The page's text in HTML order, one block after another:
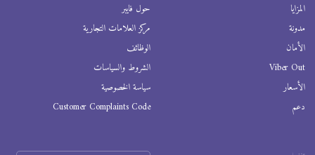
المزايا
مدونة
الأمان
Viber Out
الأسعار
دعم
حول فايبر
مركز العلامات التجارية
الوظائف
الشروط والسياسات
سياسة الخصوصية
Customer Complaints Code